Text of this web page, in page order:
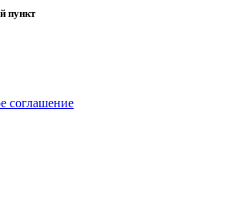
пункт
соглашение